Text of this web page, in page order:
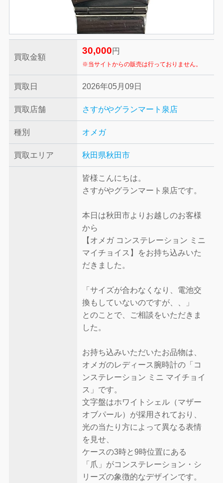
買取金額
30,000 円
※当サイトからの販売は行っておりません。
買取日 2026年05月09日
買取店舗 さすがやグランマート泉店
種別 オメガ
買取エリア 秋田県秋田市
皆様こんにちは。
さすがやグランマート泉店です。
本日は秋田市よりお越しのお客様
から
【オメガ コンステレーション ミニ
マイチョイス】をお持ち込みいた
だきました。
「サイズが合わなくなり、電池交
換もしていないのですが、、」
とのことで、ご相談をいただきま
した。
お持ち込みいただいたお品物は、
オメガのレディース腕時計の「コ
ンステレーション ミニ マイチョイ
ス」です。
文字盤はホワイトシェル（マザー
オブパール）が採用されており、
光の当たり方によって異なる表情
を見せ、
ケースの3時と9時位置にある
「爪」がコンステレーション・シ
リーズの象徴的なデザインです。